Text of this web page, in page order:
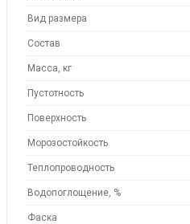
Вид размера
Состав
Масса, кг
Пустотность
Поверхность
Морозостойкость
Теплопроводность
Водопоглощение, %
Фаска